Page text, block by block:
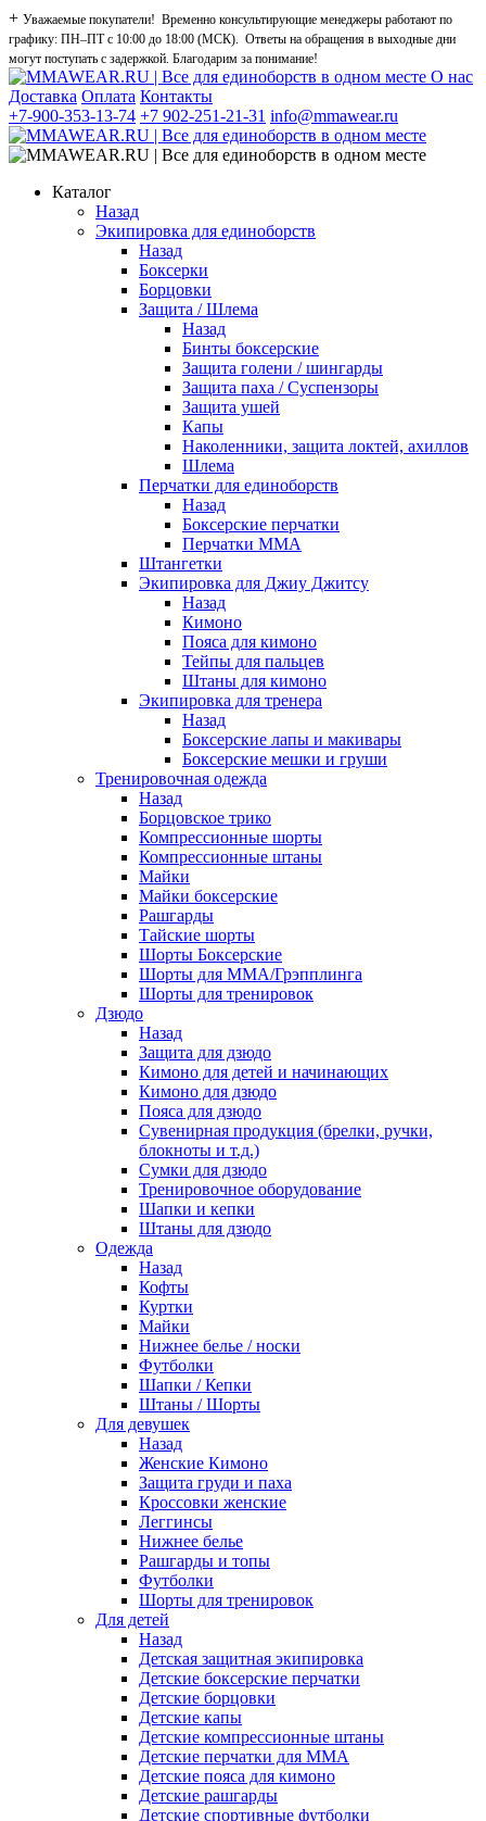
+ Уважаемые покупатели! Временно консультирующие менеджеры работают по
графику: ПН–ПТ с 10:00 до 18:00 (МСК). Ответы на обращения в выходные дни
могут поступать с задержкой. Благодарим за понимание!
О нас
Доставка Оплата Контакты
+7-900-353-13-74 +7 902-251-21-31 info@mmawear.ru
Каталог
Назад
Экипировка для единоборств
Назад
Боксерки
Борцовки
Защита / Шлема
Назад
Бинты боксерские
Защита голени / шингарды
Защита паха / Суспензоры
Защита ушей
Капы
Наколенники, защита локтей, ахиллов
Шлема
Перчатки для единоборств
Назад
Боксерские перчатки
Перчатки ММА
Штангетки
Экипировка для Джиу Джитсу
Назад
Кимоно
Пояса для кимоно
Тейпы для пальцев
Штаны для кимоно
Экипировка для тренера
Назад
Боксерские лапы и макивары
Боксерские мешки и груши
Тренировочная одежда
Назад
Борцовское трико
Компрессионные шорты
Компрессионные штаны
Майки
Майки боксерские
Рашгарды
Тайские шорты
Шорты Боксерские
Шорты для ММА/Грэпплинга
Шорты для тренировок
Дзюдо
Назад
Защита для дзюдо
Кимоно для детей и начинающих
Кимоно для дзюдо
Пояса для дзюдо
Сувенирная продукция (брелки, ручки,
блокноты и т.д.)
Сумки для дзюдо
Тренировочное оборудование
Шапки и кепки
Штаны для дзюдо
Одежда
Назад
Кофты
Куртки
Майки
Нижнее белье / носки
Футболки
Шапки / Кепки
Штаны / Шорты
Для девушек
Назад
Женские Кимоно
Защита груди и паха
Кроссовки женские
Леггинсы
Нижнее белье
Рашгарды и топы
Футболки
Шорты для тренировок
Для детей
Назад
Детская защитная экипировка
Детские боксерские перчатки
Детские борцовки
Детские капы
Детские компрессионные штаны
Детские перчатки для ММА
Детские пояса для кимоно
Детские рашгарды
Детские спортивные футболки